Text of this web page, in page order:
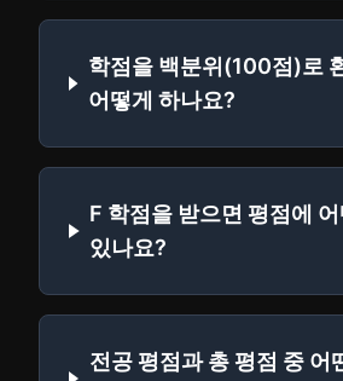
학점을 백분위(100점)로
어떻게 하나요?
F 학점을 받으면 평점에 어
있나요?
전공 평점과 총 평점 중 어